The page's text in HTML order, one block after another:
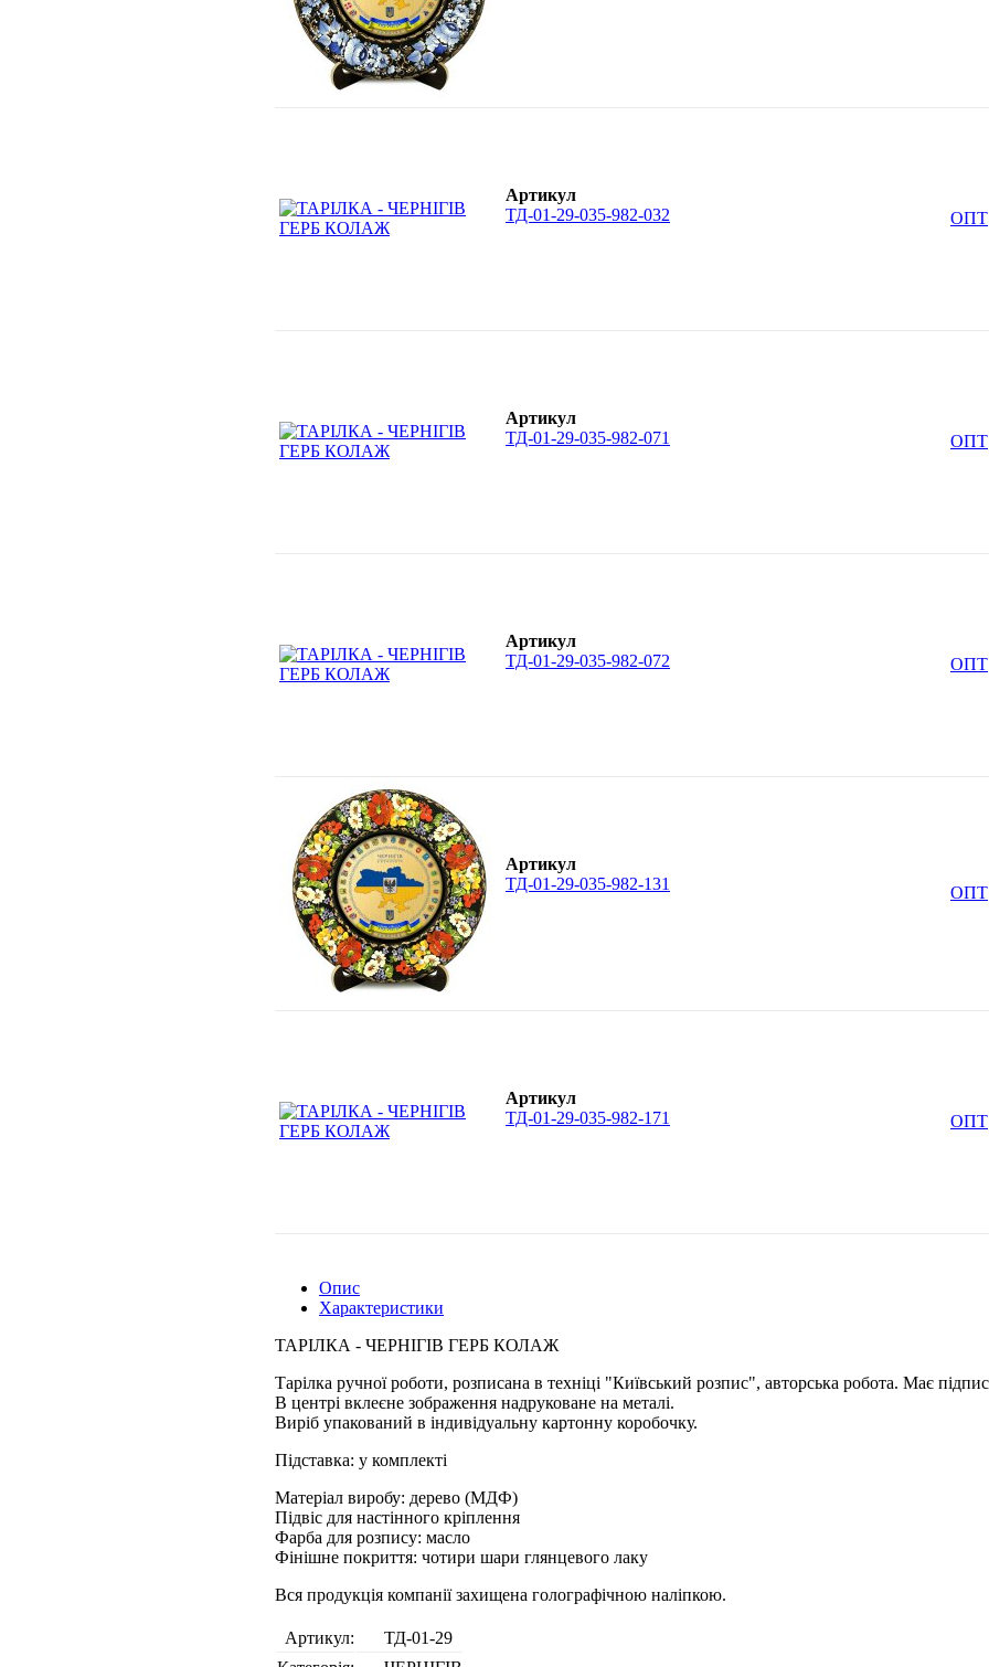
Артикул
ТД-01-29-035-982-032
ОПТ
Артикул
ТД-01-29-035-982-071
ОПТ
Артикул
ТД-01-29-035-982-072
ОПТ
Артикул
ТД-01-29-035-982-131
ОПТ
Артикул
ТД-01-29-035-982-171
ОПТ
Опис
Характеристики
ТАРІЛКА - ЧЕРНІГІВ ГЕРБ КОЛАЖ
Тарілка ручної роботи, розписана в техніці "Київський розпис", авторська робота. Має
В центрі вклеєне зображення надруковане на металі.
Виріб упакований в індивідуальну картонну коробочку.
Підставка: у комплекті
Матеріал виробу: дерево (МДФ)
Підвіс для настінного кріплення
Фарба для розпису: масло
Фінішне покриття: чотири шари глянцевого лаку
Вся продукція компанії захищена голографічною наліпкою.
Артикул:
ТД-01-29